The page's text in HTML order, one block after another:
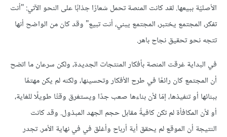
الأصليّة ببيعها. لقد كانت المنصة تحمل شعارًا جذابًا على النحو الآتي: "أنت
تفكر، المجتمع يختبر، المجتمع يبني، أنت تبيع" وقد كان من الواضح أنها
تتجه نحو تحقيق نجاح باهر.
في البداية غرقت المنصة بأفكار المنتجات الجديدة، ولكن سرعان ما اتضح
أن المجتمع كان رائعًا في طرح الأفكار وتحسينها، ولكنه لم يكن مهتمًا
ببنائها أو تنفيذها، إمّا لأن بناءها صعب جدًا ويستغرق وقتًا طويلًا للغاية،
أو لأن المكافأة لم تكن كافيةً مقابل حجم الجهد المبذول. وقد كانت
النتيجة أن الموقع لم يحقق أية أرباح وأغلق في في نهاية الأمر. تجدر